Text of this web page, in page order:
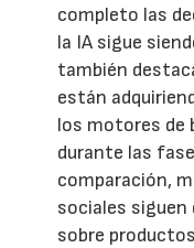
completo las
la IA sigue
también
están
los motores de
durante las
comparación,
sociales
sobre